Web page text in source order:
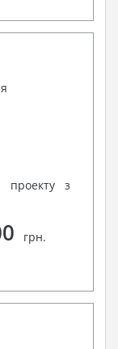
проекту з
грн.